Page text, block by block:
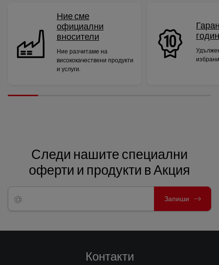
Ние сме
официални
вносители
Ние разчитаме на
висококачествени продукти
и услуги.
Следи нашите специални
оферти и продукти в Акция
Запиши
Контакти